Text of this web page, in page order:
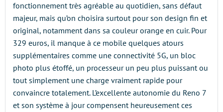
fonctionnement très agréable au quotidien, sans défaut
majeur, mais qu’on choisira surtout pour son design fin et
original, notamment dans sa couleur orange en cuir. Pour
329 euros, il manque à ce mobile quelques atours
supplémentaires comme une connectivité 5G, un bloc
photo plus étoffé, un processeur un peu plus puissant ou
tout simplement une charge vraiment rapide pour
convaincre totalement. L’excellente autonomie du Reno 7
et son système à jour compensent heureusement ces